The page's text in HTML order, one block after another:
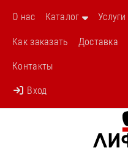
О нас Каталог Услуги
Как заказать Доставка
Контакты
Вход